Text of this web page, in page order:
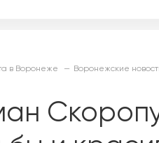
в Воронеже Воронежские